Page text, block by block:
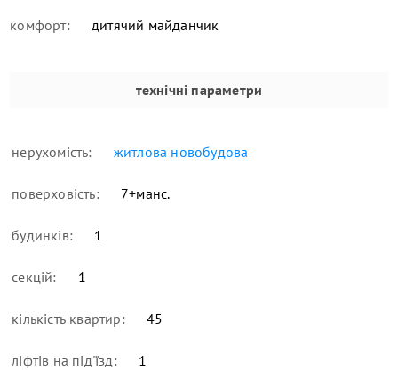
комфорт: дитячий майданчик
технічні параметри
нерухомість: житлова новобудова
поверховість: 7+манс.
будинків: 1
секцій: 1
кількість квартир: 45
ліфтів на під'їзд: 1